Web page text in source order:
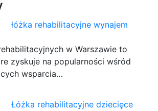
łóżka rehabilitacyjne wynajem
w Warszawie to
zyskuje na popularności wśród
wsparcia…
Łóżka rehabilitacyjne dziecięce